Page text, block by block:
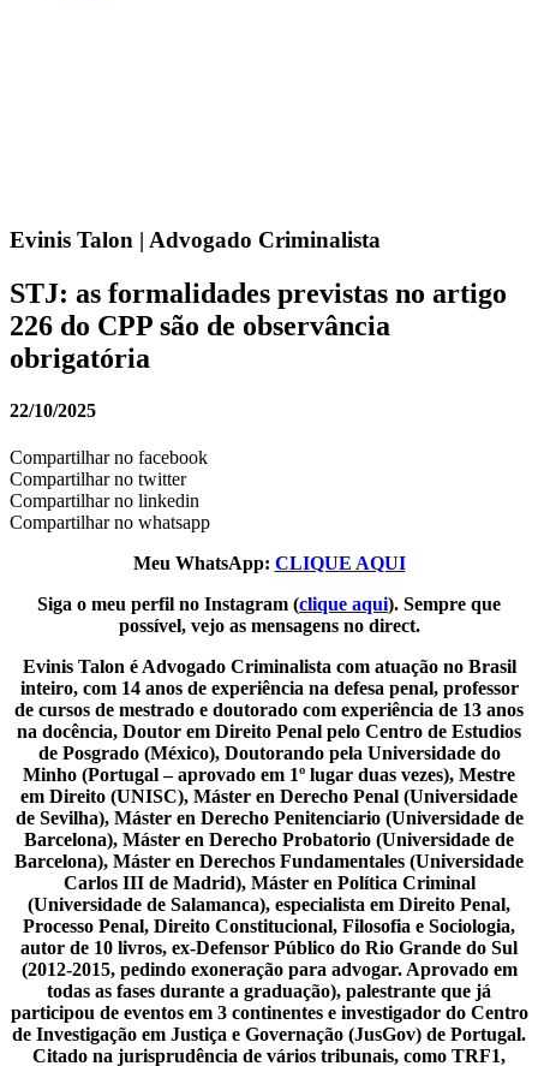
Evinis Talon | Advogado Criminalista
STJ: as formalidades previstas no artigo
226 do CPP são de observância
obrigatória
22/10/2025
Compartilhar no facebook
Compartilhar no twitter
Compartilhar no linkedin
Compartilhar no whatsapp
Meu WhatsApp: CLIQUE AQUI
Siga o meu perfil no Instagram (clique aqui). Sempre que
possível, vejo as mensagens no direct.
Evinis Talon é Advogado Criminalista com atuação no Brasil
inteiro, com 14 anos de experiência na defesa penal, professor
de cursos de mestrado e doutorado com experiência de 13 anos
na docência, Doutor em Direito Penal pelo Centro de Estudios
de Posgrado (México), Doutorando pela Universidade do
Minho (Portugal – aprovado em 1º lugar duas vezes), Mestre
em Direito (UNISC), Máster en Derecho Penal (Universidade
de Sevilha), Máster en Derecho Penitenciario (Universidade de
Barcelona), Máster en Derecho Probatorio (Universidade de
Barcelona), Máster en Derechos Fundamentales (Universidade
Carlos III de Madrid), Máster en Política Criminal
(Universidade de Salamanca), especialista em Direito Penal,
Processo Penal, Direito Constitucional, Filosofia e Sociologia,
autor de 10 livros, ex-Defensor Público do Rio Grande do Sul
(2012-2015, pedindo exoneração para advogar. Aprovado em
todas as fases durante a graduação), palestrante que já
participou de eventos em 3 continentes e investigador do Centro
de Investigação em Justiça e Governação (JusGov) de Portugal.
Citado na jurisprudência de vários tribunais, como TRF1,